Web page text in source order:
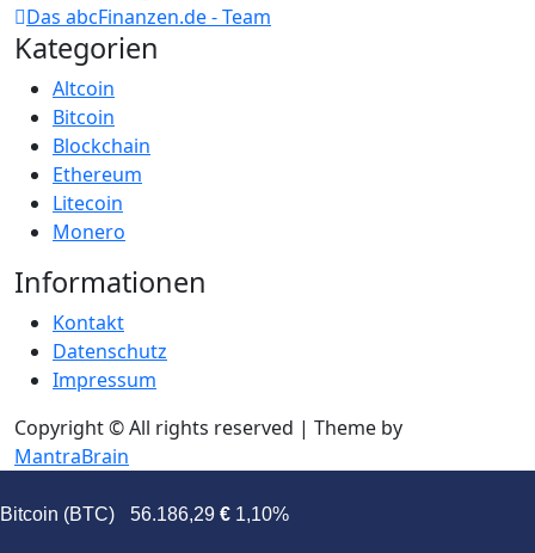
Das abcFinanzen.de - Team
Kategorien
Altcoin
Bitcoin
Blockchain
Ethereum
Litecoin
Monero
Informationen
Kontakt
Datenschutz
Impressum
Copyright © All rights reserved | Theme by
MantraBrain
Bitcoin (BTC) 56.186,29 € 1,10%